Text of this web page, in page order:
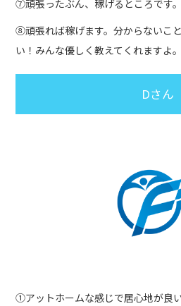
⑦頑張ったぶん、稼げるところです。
⑧頑張れば稼げます。分からないこ
い！みんな優しく教えてくれますよ。
Dさん
①アットホームな感じで居心地が良